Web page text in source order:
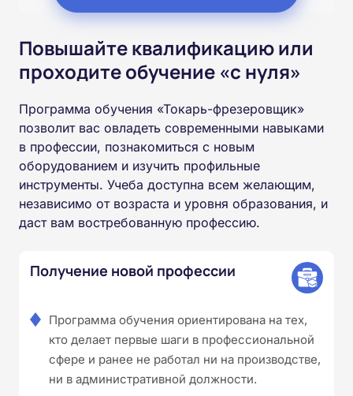
Повышайте квалификацию или
проходите обучение «с нуля»
Программа обучения «Токарь-фрезеровщик»
позволит вас овладеть современными навыками
в профессии, познакомиться с новым
оборудованием и изучить профильные
инструменты. Учеба доступна всем желающим,
независимо от возраста и уровня образования, и
даст вам востребованную профессию.
Получение новой профессии
Программа обучения ориентирована на тех,
кто делает первые шаги в профессиональной
сфере и ранее не работал ни на производстве,
ни в административной должности.